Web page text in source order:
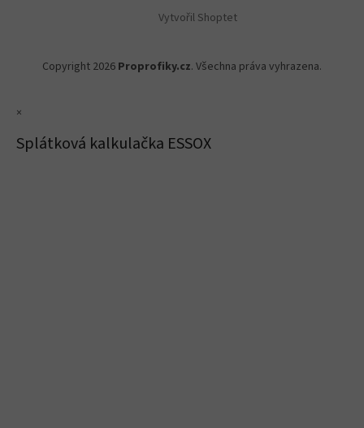
Vytvořil Shoptet
Copyright 2026 Proprofiky.cz. Všechna práva vyhrazena.
×
Splátková kalkulačka ESSOX